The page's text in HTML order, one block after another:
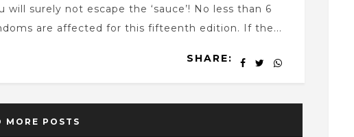
will surely not escape the ‘sauce’! No less than 6
are affected for this fifteenth edition. If the...
SHARE:
MORE POSTS